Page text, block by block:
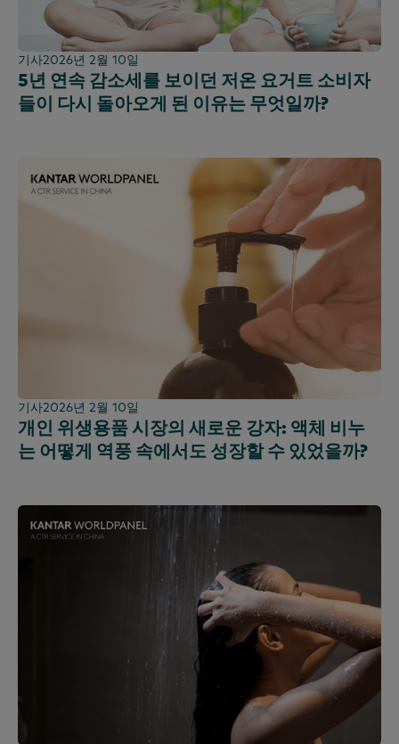
기사2026년 2월 10일
5년 연속 감소세를 보이던 저온 요거트 소비자
들이 다시 돌아오게 된 이유는 무엇일까?
기사2026년 2월 10일
개인 위생용품 시장의 새로운 강자: 액체 비누
는 어떻게 역풍 속에서도 성장할 수 있었을까?